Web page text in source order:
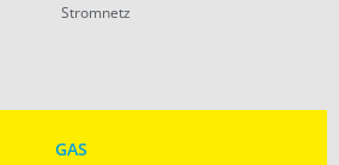
Stromnetz
GAS